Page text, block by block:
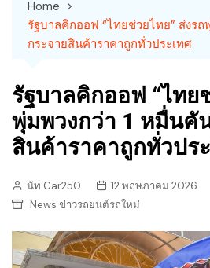
Home
รัฐบาลคิกออฟ “ไทยช่วยไทย” ส่งร
กระจายสินค้าราคาถูกทั่วประเทศ
รัฐบาลคิกออฟ “ไทย
พุ่มพวงกว่า 1 หมื่นคั
สินค้าราคาถูกทั่วปร
นัท Car250
12 พฤษภาคม 2026
News ข่าวรถยนต์รถใหม่